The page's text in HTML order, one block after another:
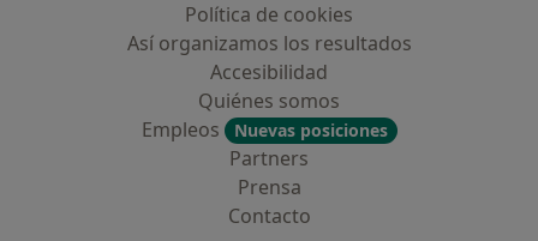
Política de cookies
Así organizamos los resultados
Accesibilidad
Quiénes somos
Empleos
Nuevas posiciones
Partners
Prensa
Contacto